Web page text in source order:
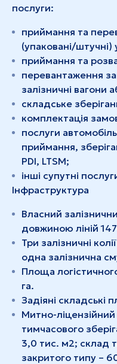
послуги:
приймання та
(упаковані/штучні)
приймання та
перевантаження
залізничні вагони
складське
комплектація
послуги
приймання,
PDI, LTSM;
інші супутні
Інфраструктура
Власний
довжиною ліній
Три залізничні
одна залізнична
Площа
га.
Задіяні складські
Митно-
тимчасового
3,0 тис. м2; склад
закритого типу –